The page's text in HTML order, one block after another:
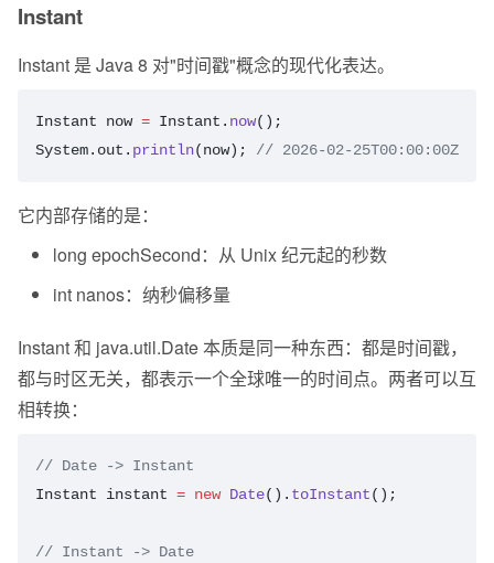
Instant
Instant 是 Java 8 对"时间戳"概念的现代化表达。
Instant now = Instant. now();
System.out. println(now); // 2026-02-25T00:00:00Z  (Z
它内部存储的是：
long epochSecond：从 Unix 纪元起的秒数
int nanos：纳秒偏移量
Instant 和 java.util.Date 本质是同一种东西：都是时间戳，
都与时区无关，都表示一个全球唯一的时间点。两者可以互
相转换：
// Date -> Instant
Instant instant = new Date(). toInstant();
// Instant -> Date